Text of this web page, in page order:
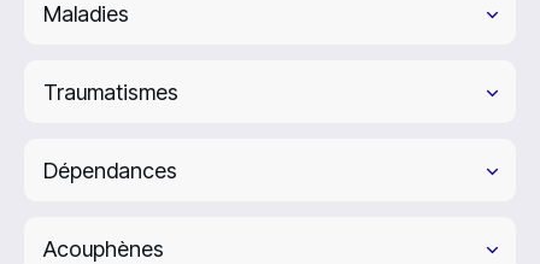
Maladies
Traumatismes
Dépendances
Acouphènes